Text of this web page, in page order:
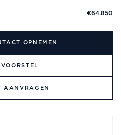
€64.850
OPNEMEN
AANVRAGEN